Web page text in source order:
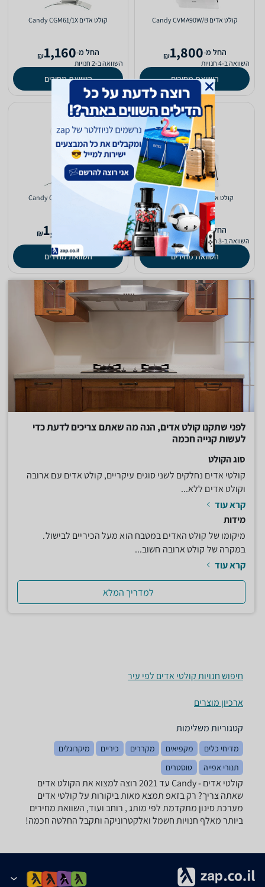
קולט אדים Candy CVMA90W/B
‫החל מ-1,800
₪
השוואה ב-4 חנויות
השוואת מחירים
קולט אדים Candy CGM61/1X
‫החל מ-1,160
₪
השוואה ב-2 חנויות
השוואת מחירים
קולט אדים Candy CVMA60B
‫החל מ-1,699
₪
השוואה ב-3 חנויות
השוואת מחירים
1,799
₪
השוואה ב-2 חנויות
השוואת מחירים
לפני שתקנו קולט אדים, הנה מה שאתם צריכים לדעת כדי
לעשות קנייה חכמה
סוג הקולט
קולטי אדים נחלקים לשני סוגים עיקריים, קולט אדים עם ארובה
וקולט אדים ללא...
קרא עוד
מידות
מיקומו של קולט האדים במטבח הוא מעל הכיריים לבישול.
במקרה של קולט ארובה חשוב...
קרא עוד
למדריך המלא
חיפוש חנויות קולטי אדים לפי עיר
ארכיון מוצרים
קטגוריות משלימות
מדיחי כלים מקפיאים מקררים כיריים
מיקרוגלים
תנורי אפייה
טוסטרים
קולטי אדים - ‏Candy ‏עד 2021 רוצה למצוא את הקולט אדים
שאתה צריך? רק בזאפ תמצא מאות ביקורות על קולטי אדים
מערכת סינון מתקדמת לפי מותג , רוחב ועוד, השוואת מחירים
ביותר מאלף חנויות חשמל ואלקטרוניקה ותקבל החלטה חכמה!